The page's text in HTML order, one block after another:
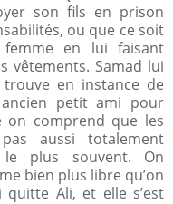
son fils en prison
ou que ce soit
en lui faisant
vêtements. Samad lui
en instance de
petit ami pour
on comprend que les
aussi totalement
le plus souvent. On
bien plus libre qu’on
Ali, et elle s’est